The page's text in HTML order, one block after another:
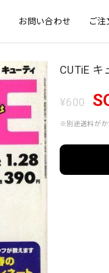
お問い合わせ ご注
CUTiE キ
¥600
※別途送料がか